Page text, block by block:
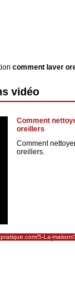
comment laver
vidéo
Comment
oreillers
Comment
oreillers.
5-La-maison/
drap-oreiller-taie-